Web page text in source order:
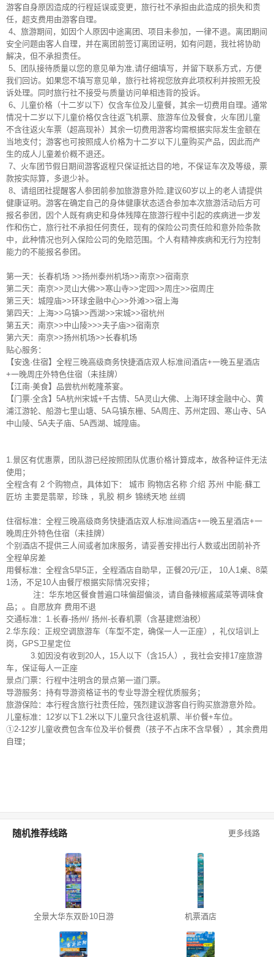
游客自身原因造成的行程延误或变更，旅行社不承担由此造成的损失和责
任，超支费用由游客自理。
4、旅游期间，如因个人原因中途离团、项目未参加，一律不退。离团期间
安全问题由客人自理，并在离团前签订离团证明，如有问题，我社将协助
解决，但不承担责任。
5、团队接待质量以您的意见单为准,请仔细填写，并留下联系方式，方便
我们回访。如果您不填写意见单，旅行社将视您放弃此项权利并按照无投
诉处理。同时旅行社不接受与质量访问单相违背的投诉。
6、儿童价格（十二岁以下）仅含车位及儿童餐，其余一切费用自理。通常
情况十二岁以下儿童价格仅含往返飞机票、旅游车位及餐食，火车团儿童
不含往返火车票（超高现补）其余一切费用游客均需根据实际发生金额在
当地支付；游客也可按照成人价格为十二岁以下儿童购买产品，因此而产
生的成人儿童差价概不退还。
7、火车团节假日期间游客返程只保证抵达目的地，不保证车次及等级，票
款按实际算，多退少补。
8、请组团社提醒客人参团前参加旅游意外险,建议60岁以上的老人请提供
健康证明。游客在确定自己的身体健康状态适合参加本次旅游活动后方可
报名参团，因个人既有病史和身体残障在旅游行程中引起的疾病进一步发
作和伤亡，旅行社不承担任何责任，现有的保险公司责任险和意外险条款
中，此种情况也列入保险公司的免赔范围。个人有精神疾病和无行为控制
能力的不能报名参团。
第一天：长春机场 >>扬州泰州机场>>南京>>宿南京
第二天：南京>>灵山大佛>>寒山寺>>定园>>周庄>>宿周庄
第三天：城隍庙>>环球金融中心>>外滩>>宿上海
第四天：上海>>乌镇>>西湖>>宋城>>宿杭州
第五天：南京>>中山陵>>>夫子庙>>宿南京
第六天：南京>>扬州机场>>长春机场
贴心服务：
【安逸·住宿】全程三晚高级商务快捷酒店双人标准间酒店+一晚五星酒店
+一晚周庄外特色住宿（未挂牌）
【江南·美食】品尝杭州乾隆茶宴。
【门票·全含】5A杭州宋城+千古情、5A灵山大佛、上海环球金融中心、黄
浦江游轮、船游七里山塘、5A乌镇东栅、5A周庄、苏州定园、寒山寺、5A
中山陵、5A夫子庙、5A西湖、城隍庙。
1.景区有优惠票，团队游已经按照团队优惠价格计算成本，故各种证件无法
使用；
全程含有 2 个购物点，具体如下： 城市 购物店名称 介绍 苏州 中能·蘇工
匠坊 主要是翡翠，珍珠 ，乳胶 桐乡 锦绣天地 丝绸
住宿标准：全程三晚高级商务快捷酒店双人标准间酒店+一晚五星酒店+一
晚周庄外特色住宿（未挂牌）
个别酒店不提供三人间或者加床服务，请妥善安排出行人数或出团前补齐
全程单房差
用餐标准：全程含5早5正，全程酒店自助早，正餐20元/正， 10人1桌、8菜
1汤，不足10人由餐厅根据实际情况安排；
注：华东地区餐食普遍口味偏甜偏淡，请自备辣椒酱咸菜等调味食
品；。自愿放弃 费用不退
交通标准：1.长春-扬州/ 扬州-长春机票（含基建燃油税）
2.华东段：正规空调旅游车（车型不定，确保一人一正座），礼仪培训上
岗，GPS卫星定位
3.如因没有收到20人，15人以下（含15人），我社会安排17座旅游
车，保证每人一正座
景点门票：行程中注明含的景点第一道门票。
导游服务：持有导游资格证书的专业导游全程优质服务；
旅游保险：本行程含旅行社责任险，强烈建议游客自行购买旅游意外险。
儿童标准：12岁以下1.2米以下儿童只含往返机票、半价餐+车位。
①2-12岁儿童收费包含车位及半价餐费（孩子不占床不含早餐），其余费用
自理；
更多线路
随机推荐线路
全景大华东双卧10日游 机票酒店